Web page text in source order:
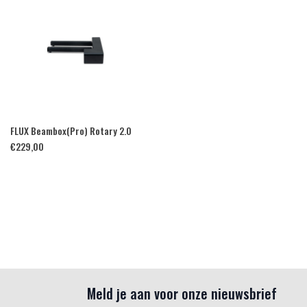
FLUX Beambox(Pro) Rotary 2.0
€229,00
Meld je aan voor onze nieuwsbrief